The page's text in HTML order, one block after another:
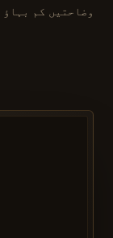
وضاحتیں کم